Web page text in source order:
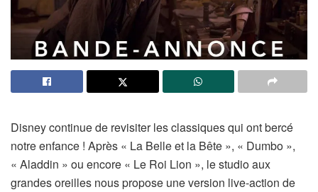
Disney continue de revisiter les classiques qui ont bercé
notre enfance ! Après « La Belle et la Bête », « Dumbo »,
« Aladdin » ou encore « Le Roi Lion », le studio aux
grandes oreilles nous propose une version live-action de